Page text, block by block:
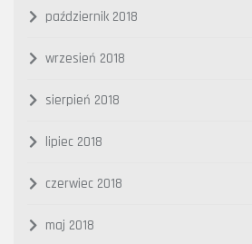
październik 2018
wrzesień 2018
sierpień 2018
lipiec 2018
czerwiec 2018
maj 2018